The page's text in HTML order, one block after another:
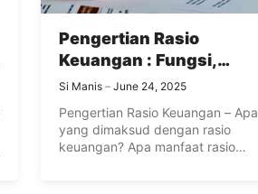
Pengertian Rasio
Keuangan : Fungsi,
Tujuan, Jenis, Kelebihan
dan Kekurangan Rasio
Finansial
Si Manis June 24, 2025
Pengertian Rasio Keuangan – Apa
yang dimaksud dengan rasio
keuangan? Apa manfaat rasio